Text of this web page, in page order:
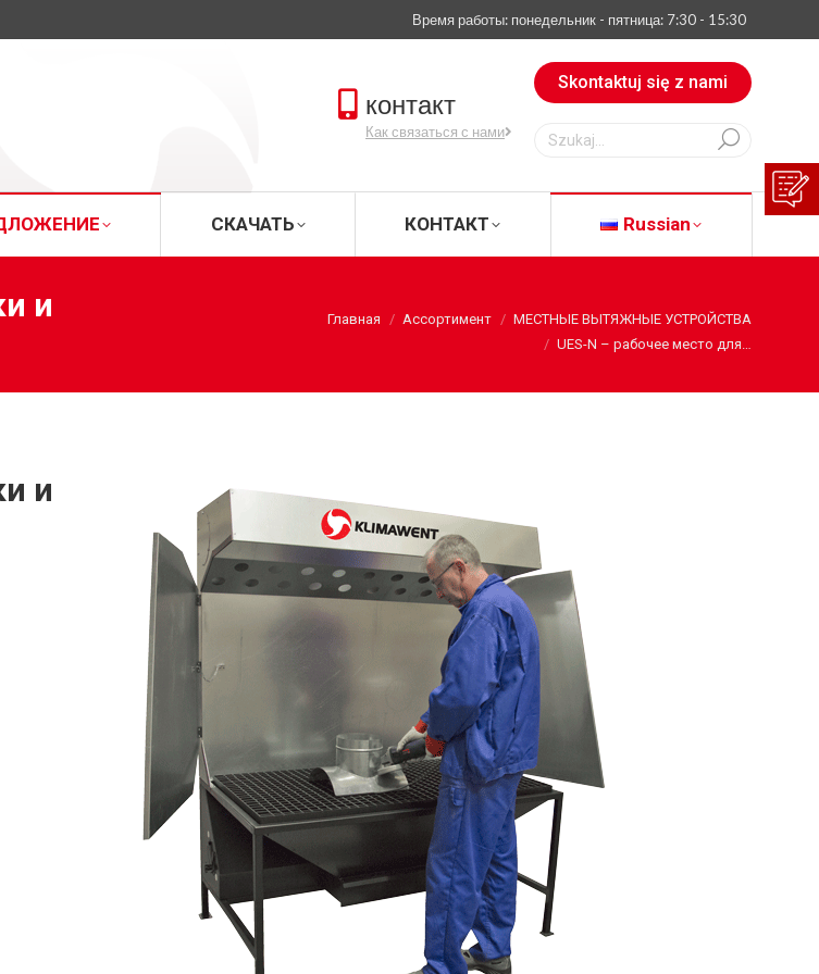
Время работы: понедельник - пятница: 7:30 - 15:30
контакт
Как связаться с нами
Skontaktuj się z nami
СКАЧАТЬ КОНТАКТ Russian
и
Главная Ассортимент
МЕСТНЫЕ ВЫТЯЖНЫЕ УСТРОЙСТВА
UES-N – рабочее место для…
и
КОНТАКТ Russian